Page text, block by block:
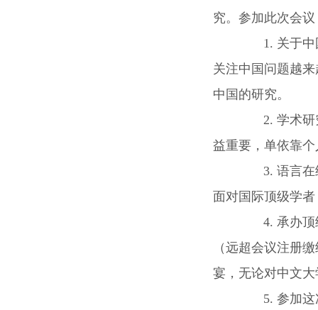
究。参加此次会
1. 关于中国
关注中国问题越
中国的研究。
2. 学术研究
益重要，单依靠
3. 语言在经
面对国际顶级学
4. 承办顶级
（远超会议注册
宴，无论对中文
5. 参加这次